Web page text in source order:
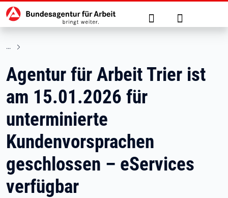
zu den Hauptinhalten springen
Hauptnavigation Suche Anmelden
Agentur für Arbeit Trier ist
am 15.01.2026 für
unterminierte
Kundenvorsprachen
geschlossen – eServices
verfügbar